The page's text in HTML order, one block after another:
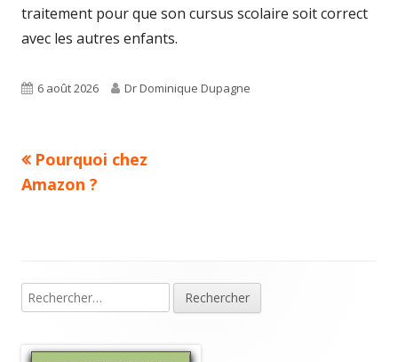
traitement pour que son cursus scolaire soit correct
avec les autres enfants.
Published
6 août 2026 Author
Dr Dominique Dupagne
Navigation
Previous
article:
Pourquoi chez
Amazon ?
Main
Rechercher :